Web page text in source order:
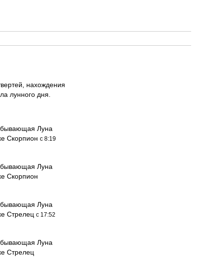
нахождения
лунного дня.
Луна
Скорпион с 8:19
Луна
Скорпион
Луна
Стрелец с 17:52
Луна
Стрелец